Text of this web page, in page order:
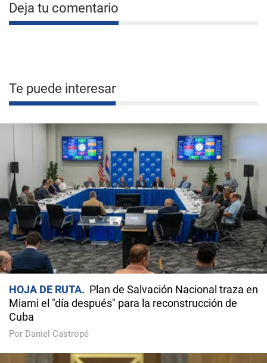
Deja tu comentario
Te puede interesar
HOJA DE RUTA
Plan de Salvación Nacional traza en
Miami el "día después" para la reconstrucción de
Cuba
Por Daniel Castropé